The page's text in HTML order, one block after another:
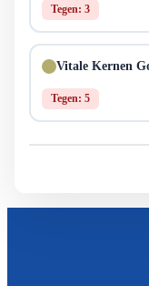
Tegen: 3
Vitale Kernen
Tegen: 5